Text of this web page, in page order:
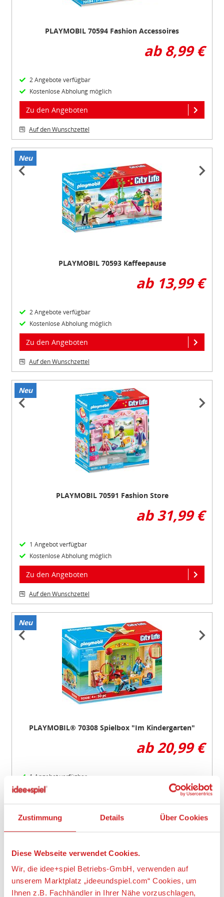
Zustimmung Details Über Cookies
Diese Webseite verwendet Cookies.
Wir, die idee+spiel Betriebs-GmbH, verwenden auf
unserem Marktplatz „ideeundspiel.com“ Cookies, um
Ihnen z.B. Fachhändler in Ihrer Nähe vorzuschlagen,
PLAYMOBIL 70594 Fashion Accessoires
ab 8,99 €
2 Angebote verfügbar
Kostenlose Abholung möglich
Zu den Angeboten
Auf den Wunschzettel
Neu
Item
PLAYMOBIL 70593 Kaffeepause
ab 13,99 €
2 Angebote verfügbar
Kostenlose Abholung möglich
Zu den Angeboten
Auf den Wunschzettel
Neu
Item
PLAYMOBIL 70591 Fashion Store
ab 31,99 €
1 Angebot verfügbar
Kostenlose Abholung möglich
Zu den Angeboten
Auf den Wunschzettel
Neu
Item
PLAYMOBIL® 70308 Spielbox "Im Kindergarten"
ab 20,99 €
1 Angebot verfügbar
Zu den Angeboten
Auf den Wunschzettel
1
of
3